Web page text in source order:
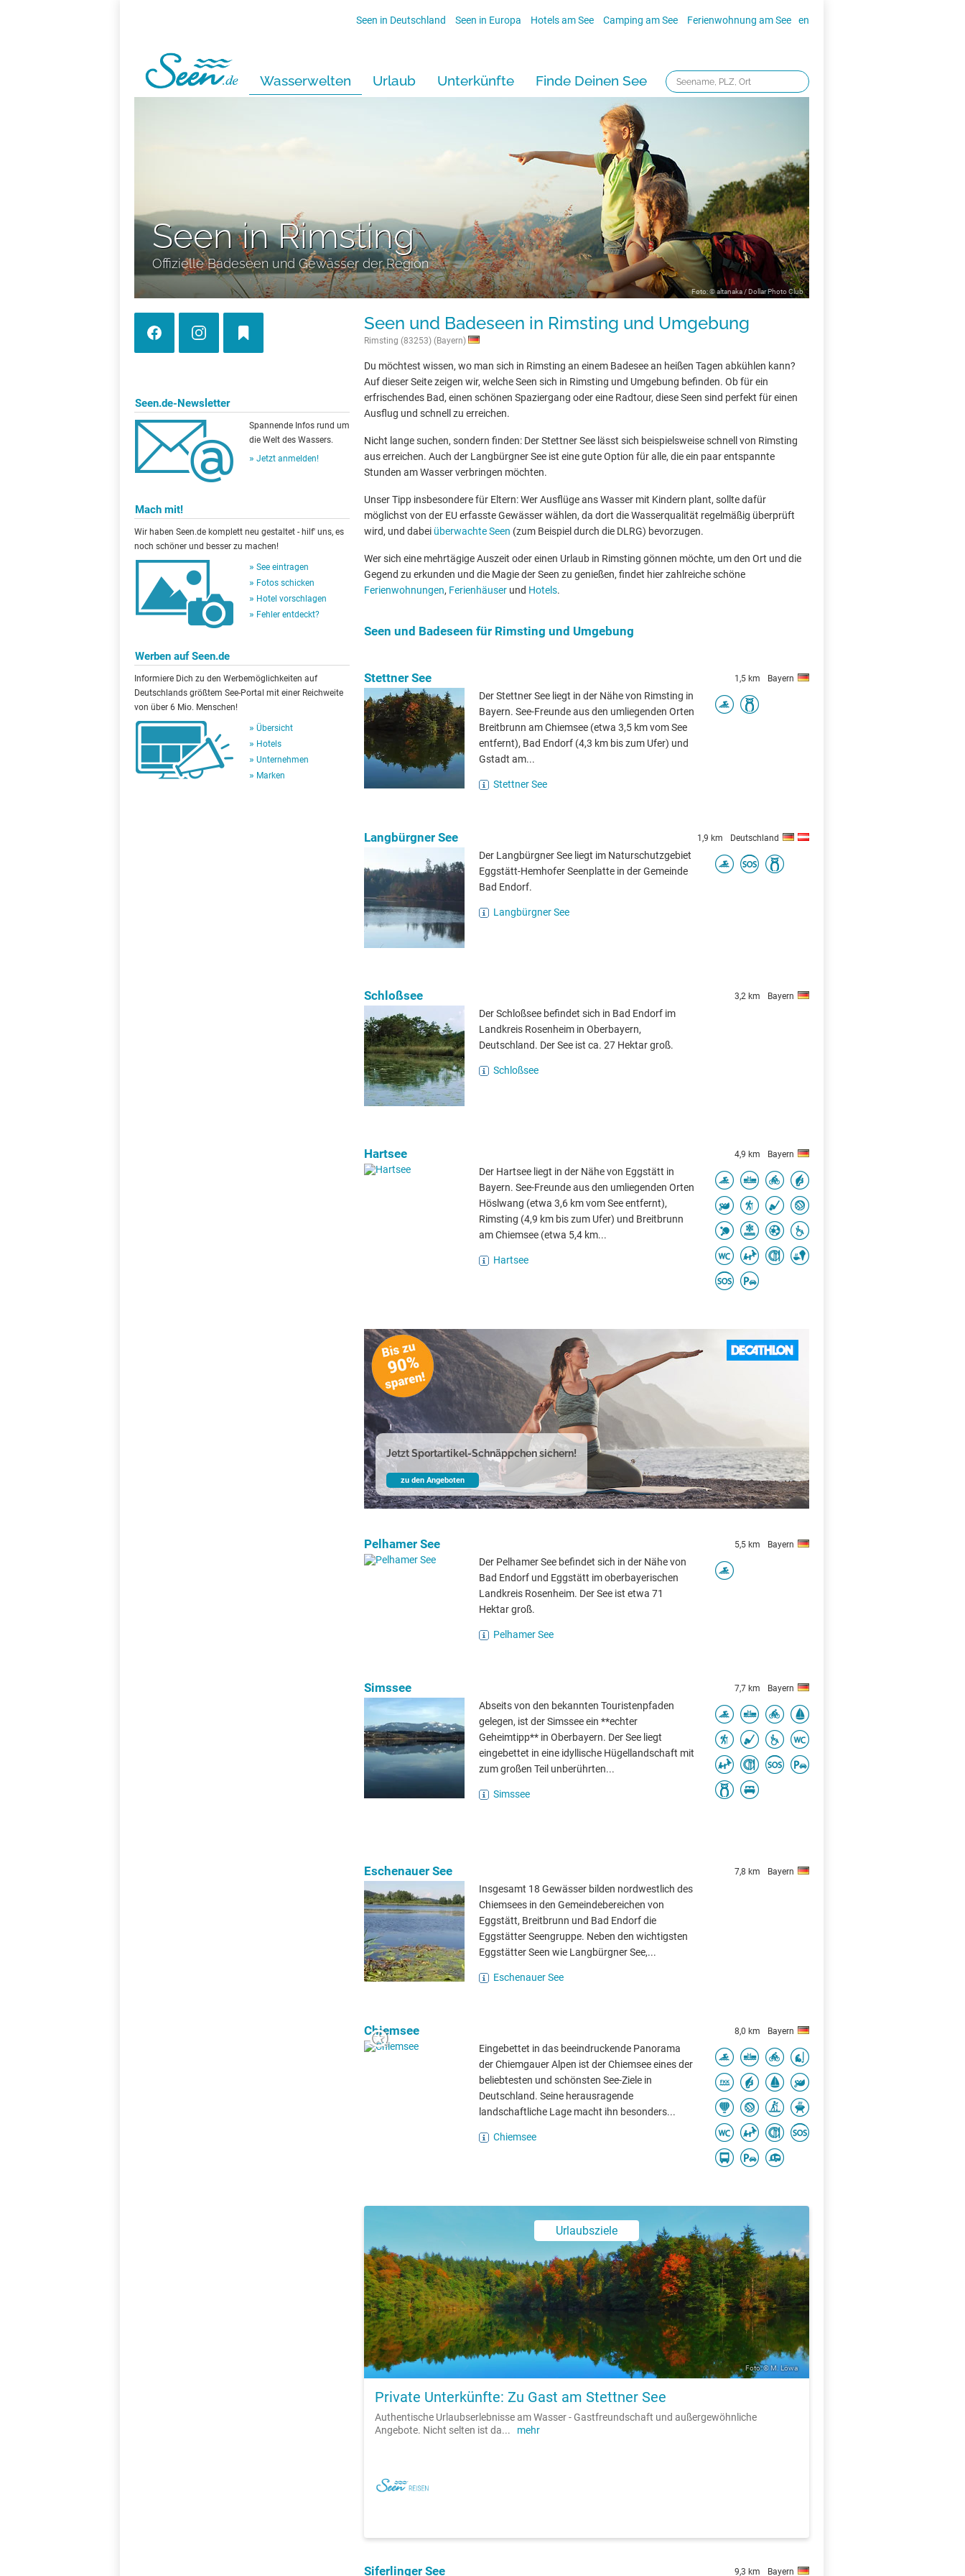
Seen in Deutschland Seen in Europa Hotels am See Camping am See Ferienwohnung am See en
Wasserwelten Urlaub Unterkünfte Finde Deinen See
Seen in Rimsting
Offizielle Badeseen und Gewässer der Region
Foto: © altanaka / Dollar Photo Club
Seen.de-Newsletter
Spannende Infos rund um
die Welt des Wassers.
Jetzt anmelden!
Mach mit!
Wir haben Seen.de komplett neu gestaltet - hilf' uns, es
noch schöner und besser zu machen!
See eintragen
Fotos schicken
Hotel vorschlagen
Fehler entdeckt?
Werben auf Seen.de
Informiere Dich zu den Werbemöglichkeiten auf
Deutschlands größtem See-Portal mit einer Reichweite
von über 6 Mio. Menschen!
Übersicht
Hotels
Unternehmen
Marken
Seen und Badeseen in Rimsting und Umgebung
Rimsting (83253) (Bayern)
Du möchtest wissen, wo man sich in Rimsting an einem Badesee an heißen Tagen abkühlen kann?
Auf dieser Seite zeigen wir, welche Seen sich in Rimsting und Umgebung befinden. Ob für ein
erfrischendes Bad, einen schönen Spaziergang oder eine Radtour, diese Seen sind perfekt für einen
Ausflug und schnell zu erreichen.
Nicht lange suchen, sondern finden: Der Stettner See lässt sich beispielsweise schnell von Rimsting
aus erreichen. Auch der Langbürgner See ist eine gute Option für alle, die ein paar entspannte
Stunden am Wasser verbringen möchten.
Unser Tipp insbesondere für Eltern: Wer Ausflüge ans Wasser mit Kindern plant, sollte dafür
möglichst von der EU erfasste Gewässer wählen, da dort die Wasserqualität regelmäßig überprüft
wird, und dabei überwachte Seen (zum Beispiel durch die DLRG) bevorzugen.
Wer sich eine mehrtägige Auszeit oder einen Urlaub in Rimsting gönnen möchte, um den Ort und die
Gegend zu erkunden und die Magie der Seen zu genießen, findet hier zahlreiche schöne
Ferienwohnungen, Ferienhäuser und Hotels.
Seen und Badeseen für Rimsting und Umgebung
Stettner See 1,5 km Bayern
Der Stettner See liegt in der Nähe von Rimsting in
Bayern. See-Freunde aus den umliegenden Orten
Breitbrunn am Chiemsee (etwa 3,5 km vom See
entfernt), Bad Endorf (4,3 km bis zum Ufer) und
Gstadt am...
Stettner See
Langbürgner See 1,9 km Deutschland
Der Langbürgner See liegt im Naturschutzgebiet
Eggstätt-Hemhofer Seenplatte in der Gemeinde
Bad Endorf.
Langbürgner See
Schloßsee 3,2 km Bayern
Der Schloßsee befindet sich in Bad Endorf im
Landkreis Rosenheim in Oberbayern,
Deutschland. Der See ist ca. 27 Hektar groß.
Schloßsee
Hartsee 4,9 km Bayern
Der Hartsee liegt in der Nähe von Eggstätt in
Bayern. See-Freunde aus den umliegenden Orten
Höslwang (etwa 3,6 km vom See entfernt),
Rimsting (4,9 km bis zum Ufer) und Breitbrunn
am Chiemsee (etwa 5,4 km...
Hartsee
Jetzt Sportartikel-Schnäppchen sichern!
zu den Angeboten
Pelhamer See 5,5 km Bayern
Der Pelhamer See befindet sich in der Nähe von
Bad Endorf und Eggstätt im oberbayerischen
Landkreis Rosenheim. Der See ist etwa 71
Hektar groß.
Pelhamer See
Simssee 7,7 km Bayern
Abseits von den bekannten Touristenpfaden
gelegen, ist der Simssee ein **echter
Geheimtipp** in Oberbayern. Der See liegt
eingebettet in eine idyllische Hügellandschaft mit
zum großen Teil unberührten...
Simssee
Eschenauer See 7,8 km Bayern
Insgesamt 18 Gewässer bilden nordwestlich des
Chiemsees in den Gemeindebereichen von
Eggstätt, Breitbrunn und Bad Endorf die
Eggstätter Seengruppe. Neben den wichtigsten
Eggstätter Seen wie Langbürgner See,...
Eschenauer See
Chiemsee 8,0 km Bayern
Eingebettet in das beeindruckende Panorama
der Chiemgauer Alpen ist der Chiemsee eines der
beliebtesten und schönsten See-Ziele in
Deutschland. Seine herausragende
landschaftliche Lage macht ihn besonders...
Chiemsee
Urlaubsziele
Foto: © M. Löwa
Private Unterkünfte: Zu Gast am Stettner See
Authentische Urlaubserlebnisse am Wasser - Gastfreundschaft und außergewöhnliche
Angebote. Nicht selten ist da... mehr
Siferlinger See 9,3 km Bayern